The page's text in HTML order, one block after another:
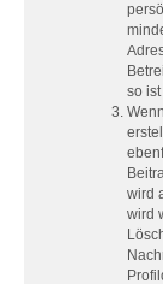
so
wird
wird